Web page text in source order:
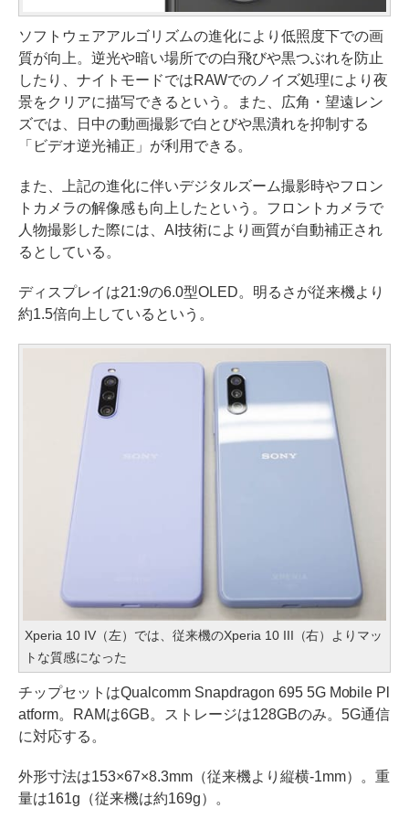
ソフトウェアアルゴリズムの進化により低照度下での画
質が向上。逆光や暗い場所での白飛びや黒つぶれを防止
したり、ナイトモードではRAWでのノイズ処理により夜
景をクリアに描写できるという。また、広角・望遠レン
ズでは、日中の動画撮影で白とびや黒潰れを抑制する
「ビデオ逆光補正」が利用できる。
また、上記の進化に伴いデジタルズーム撮影時やフロン
トカメラの解像感も向上したという。フロントカメラで
人物撮影した際には、AI技術により画質が自動補正され
るとしている。
ディスプレイは21:9の6.0型OLED。明るさが従来機より
約1.5倍向上しているという。
Xperia 10 IV（左）では、従来機のXperia 10 III（右）よりマッ
トな質感になった
チップセットはQualcomm Snapdragon 695 5G Mobile Pl
atform。RAMは6GB。ストレージは128GBのみ。5G通信
に対応する。
外形寸法は153×67×8.3mm（従来機より縦横-1mm）。重
量は161g（従来機は約169g）。